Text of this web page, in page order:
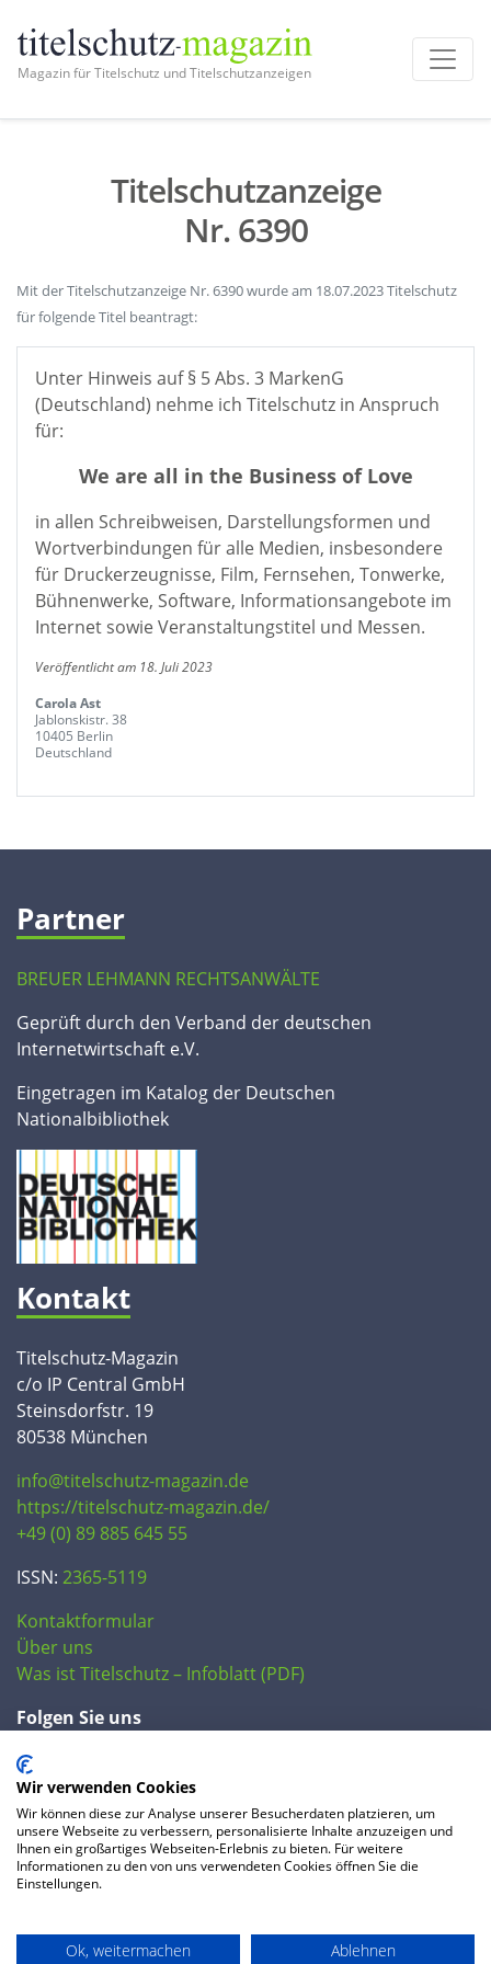
Magazin für Titelschutz und Titelschutzanzeigen
Titelschutzanzeige
Nr. 6390
Mit der Titelschutzanzeige Nr. 6390 wurde am 18.07.2023 Titelschutz
für folgende Titel beantragt:
Unter Hinweis auf § 5 Abs. 3 MarkenG
(Deutschland) nehme ich Titelschutz in Anspruch
für:
We are all in the Business of Love
in allen Schreibweisen, Darstellungsformen und
Wortverbindungen für alle Medien, insbesondere
für Druckerzeugnisse, Film, Fernsehen, Tonwerke,
Bühnenwerke, Software, Informationsangebote im
Internet sowie Veranstaltungstitel und Messen.
Veröffentlicht am 18. Juli 2023
Carola Ast
Jablonskistr. 38
10405 Berlin
Deutschland
Partner
BREUER LEHMANN RECHTSANWÄLTE
Geprüft durch den Verband der deutschen
Internetwirtschaft e.V.
Eingetragen im Katalog der Deutschen
Nationalbibliothek
Kontakt
Titelschutz-Magazin
c/o IP Central GmbH
Steinsdorfstr. 19
80538 München
info@titelschutz-magazin.de
https://titelschutz-magazin.de/
+49 (0) 89 885 645 55
ISSN: 2365-5119
Kontaktformular
Über uns
Was ist Titelschutz – Infoblatt (PDF)
Folgen Sie uns
FAQ
Datenschutzerklärung AGB Preise
Wir verwenden Cookies
Wir können diese zur Analyse unserer Besucherdaten platzieren, um
unsere Webseite zu verbessern, personalisierte Inhalte anzuzeigen und
Ihnen ein großartiges Webseiten-Erlebnis zu bieten. Für weitere
Informationen zu den von uns verwendeten Cookies öffnen Sie die
Einstellungen.
Ok, weitermachen Ablehnen